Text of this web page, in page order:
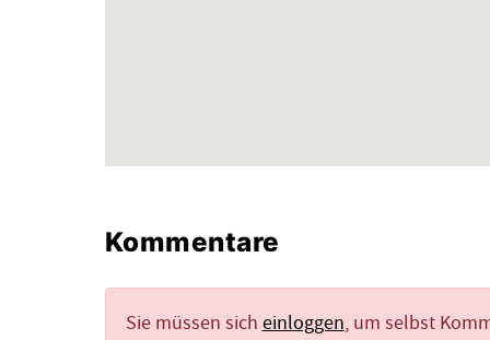
Kommentare
Sie müssen sich einloggen, um selbst